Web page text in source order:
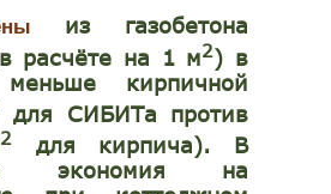
из газобетона
расчёте на 1 м2) в
кирпичной
для СИБИТа против
2
для кирпича). В
экономия на